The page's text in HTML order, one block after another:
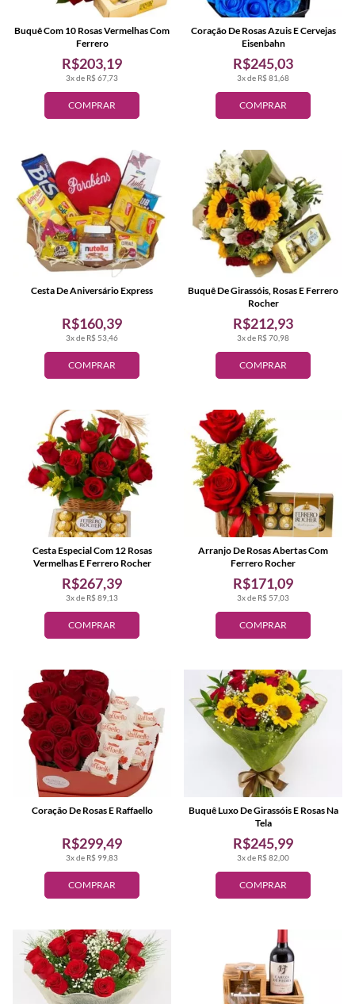
COMPRAR
3x de R$ 67,73
R$203,19
Buquê Com 10 Rosas Vermelhas Com
Ferrero
COMPRAR
3x de R$ 81,68
R$245,03
Coração De Rosas Azuis E Cervejas
Eisenbahn
COMPRAR
3x de R$ 53,46
R$160,39
Cesta De Aniversário Express
COMPRAR
3x de R$ 70,98
R$212,93
Buquê De Girassóis, Rosas E Ferrero
Rocher
COMPRAR
3x de R$ 89,13
R$267,39
Cesta Especial Com 12 Rosas
Vermelhas E Ferrero Rocher
COMPRAR
3x de R$ 57,03
R$171,09
Arranjo De Rosas Abertas Com
Ferrero Rocher
COMPRAR
3x de R$ 99,83
R$299,49
Coração De Rosas E Raffaello
COMPRAR
3x de R$ 82,00
R$245,99
Buquê Luxo De Girassóis E Rosas Na
Tela